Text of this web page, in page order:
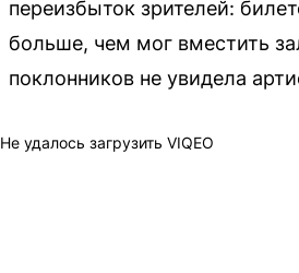
переизбыток зрителей:
больше, чем мог вместить
поклонников не увидела
Не удалось загрузить VIQEO